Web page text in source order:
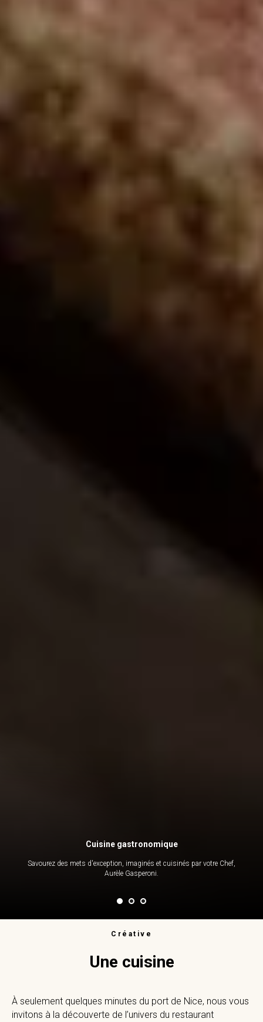
Cuisine gastronomique
Savourez des mets d'exception, imaginés et cuisinés par votre Chef,
Aurèle Gasperoni.
Créative
Une cuisine
À seulement quelques minutes du port de Nice, nous vous
invitons à la découverte de l’univers du restaurant